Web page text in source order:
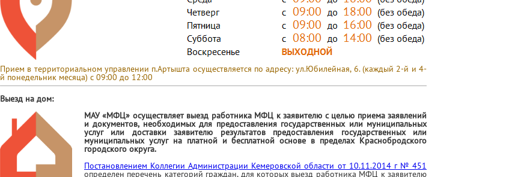
Прием в территориальном управлении п.Артышта осуществляется по адресу: ул.Юбилейная, 6. (каждый 2-й и 4-
й понедельник месяца) с 09:00 до 12:00
Выезд на дом:
МАУ «МФЦ» осуществляет выезд работника МФЦ к заявителю с целью приема заявлений
и документов, необходимых для предоставления государственных или муниципальных
услуг или доставки заявителю результатов предоставления государственных или
муниципальных услуг на платной и бесплатной основе в пределах Краснобродского
городского округа.
Постановлением Коллегии Администрации Кемеровской области от 10.11.2014 г № 451
определен перечень категорий граждан, для которых выезд работника МФЦ к заявителю